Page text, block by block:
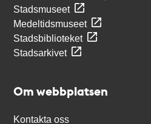
Stadsmuseet
Medeltidsmuseet
Stadsbiblioteket
Stadsarkivet
Om webbplatsen
Kontakta oss